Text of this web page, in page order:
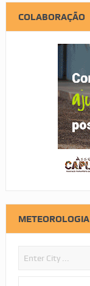
COLABORAÇÃO
METEOROLOGIA